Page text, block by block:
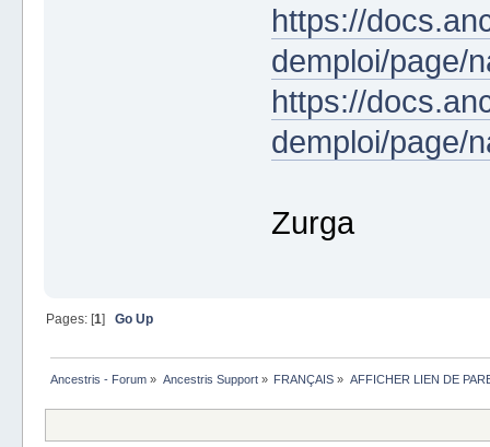
https://
demploi/page/
https://
demploi/page/
Zurga
Pages: [1] Go Up
Ancestris - Forum » Ancestris Support» FRANÇAIS » AFFICHER LIEN DE